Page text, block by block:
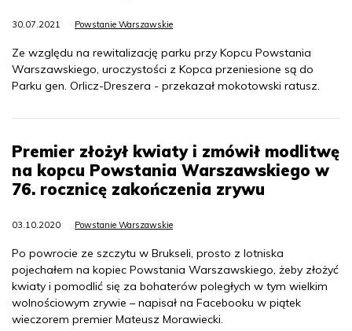
30.07.2021 Powstanie Warszawskie
Ze względu na rewitalizację parku przy Kopcu Powstania
Warszawskiego, uroczystości z Kopca przeniesione są do
Parku gen. Orlicz-Dreszera - przekazał mokotowski ratusz.
Premier złożył kwiaty i zmówił modlitwę
na kopcu Powstania Warszawskiego w
76. rocznicę zakończenia zrywu
03.10.2020 Powstanie Warszawskie
Po powrocie ze szczytu w Brukseli, prosto z lotniska
pojechałem na kopiec Powstania Warszawskiego, żeby złożyć
kwiaty i pomodlić się za bohaterów poległych w tym wielkim
wolnościowym zrywie – napisał na Facebooku w piątek
wieczorem premier Mateusz Morawiecki.